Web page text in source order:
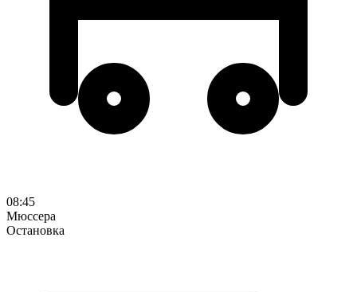
08:45
Мюссера
Остановка